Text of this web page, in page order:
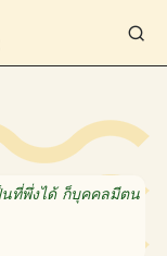
นที่พึ่งได้ ก็บุคคลมีตน